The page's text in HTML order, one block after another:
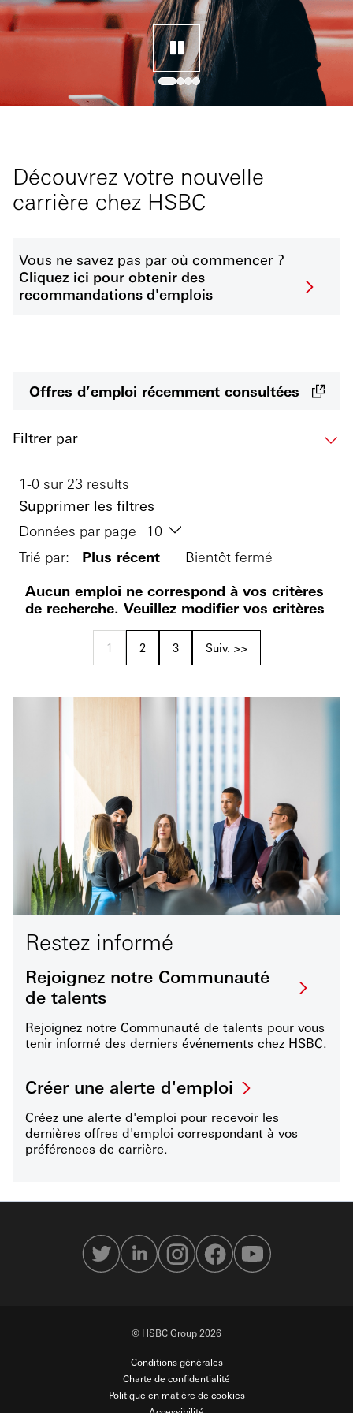
Découvrez votre nouvelle
carrière chez HSBC
Vous ne savez pas par où commencer ?
Cliquez ici pour obtenir des
recommandations d'emplois
Offres d’emploi récemment consultées
Filtrer par
1-0 sur 23 results
Supprimer les filtres
Données par page
Trié par:
Plus récent
Bientôt fermé
Aucun emploi ne correspond à vos critères
de recherche. Veuillez modifier vos critères
1 2 3 Suiv. >>
Restez informé
Rejoignez notre Communauté
de talents
Rejoignez notre Communauté de talents pour vous
tenir informé des derniers événements chez HSBC.
Créer une alerte d'emploi
Créez une alerte d'emploi pour recevoir les
dernières offres d'emploi correspondant à vos
préférences de carrière.
© HSBC Group 2026
Conditions générales
Charte de confidentialité
Politique en matière de cookies